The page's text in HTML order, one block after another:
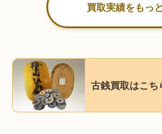
買取実績をもっ
古銭買取はこち